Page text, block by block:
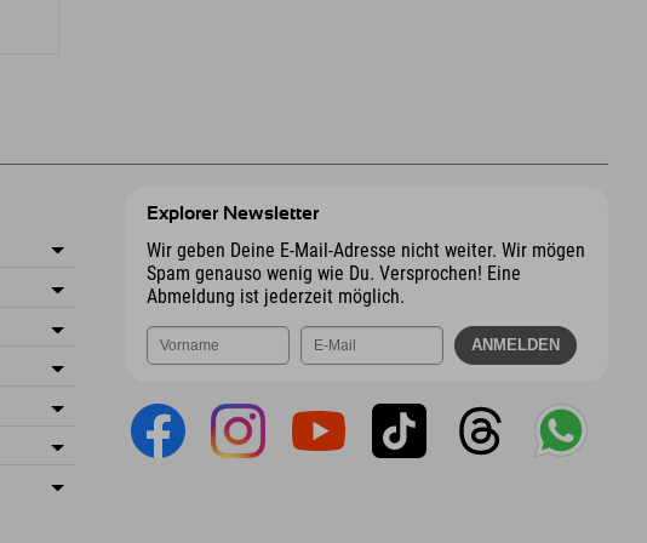
Explorer Newsletter
Wir geben Deine E-Mail-Adresse nicht weiter. Wir mögen
Spam genauso wenig wie Du. Versprochen! Eine
Abmeldung ist jederzeit möglich.